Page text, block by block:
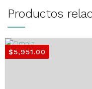
Productos
$5,951.00